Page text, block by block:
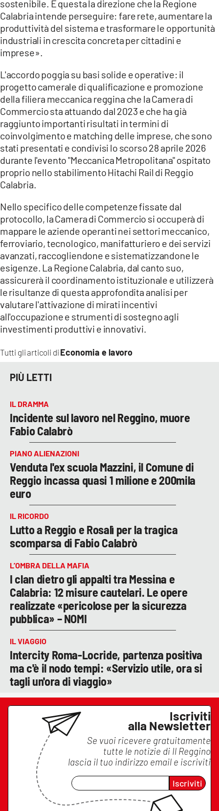
Tutti gli articoli di Economia e lavoro
sostenibile. È questa la direzione che la Regione
Calabria intende perseguire: fare rete, aumentare la
produttività del sistema e trasformare le opportunità
industriali in crescita concreta per cittadini e
imprese».
L'accordo poggia su basi solide e operative: il
progetto camerale di qualificazione e promozione
della filiera meccanica reggina che la Camera di
Commercio sta attuando dal 2023 e che ha già
raggiunto importanti risultati in termini di
coinvolgimento e matching delle imprese, che sono
stati presentati e condivisi lo scorso 28 aprile 2026
durante l'evento "Meccanica Metropolitana" ospitato
proprio nello stabilimento Hitachi Rail di Reggio
Calabria.
Nello specifico delle competenze fissate dal
protocollo, la Camera di Commercio si occuperà di
mappare le aziende operanti nei settori meccanico,
ferroviario, tecnologico, manifatturiero e dei servizi
avanzati, raccogliendone e sistematizzandone le
esigenze. La Regione Calabria, dal canto suo,
assicurerà il coordinamento istituzionale e utilizzerà
le risultanze di questa approfondita analisi per
valutare l'attivazione di mirati incentivi
all'occupazione e strumenti di sostegno agli
investimenti produttivi e innovativi.
PIÙ LETTI
IL DRAMMA
Incidente sul lavoro nel Reggino, muore
Fabio Calabrò
PIANO ALIENAZIONI
Venduta l'ex scuola Mazzini, il Comune di
Reggio incassa quasi 1 milione e 200mila
euro
IL RICORDO
Lutto a Reggio e Rosalì per la tragica
scomparsa di Fabio Calabrò
L’OMBRA DELLA MAFIA
I clan dietro gli appalti tra Messina e
Calabria: 12 misure cautelari. Le opere
realizzate «pericolose per la sicurezza
pubblica» – NOMI
IL VIAGGIO
Intercity Roma-Locride, partenza positiva
ma c'è il nodo tempi: «Servizio utile, ora si
tagli un'ora di viaggio»
Iscriviti
alla Newsletter
Se vuoi ricevere gratuitamente
tutte le notizie di Il Reggino
lascia il tuo indirizzo email e iscriviti
Iscriviti